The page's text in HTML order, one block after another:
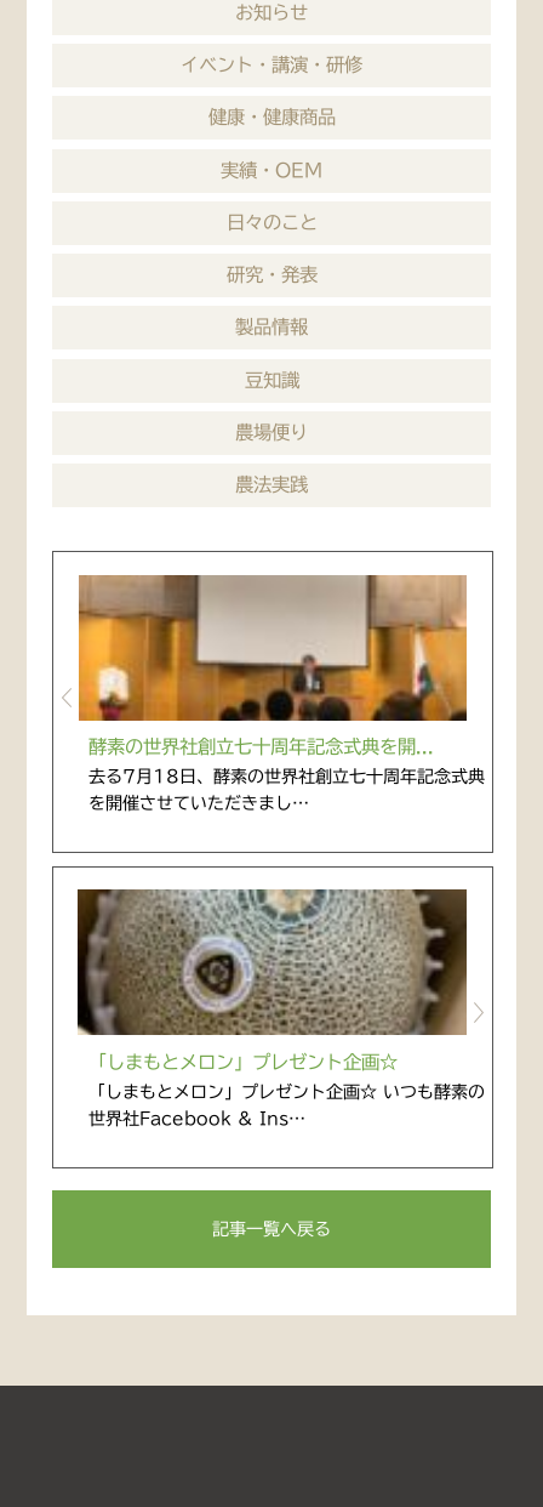
お知らせ
イベント・講演・研修
健康・健康商品
実績・OEM
日々のこと
研究・発表
製品情報
豆知識
農場便り
農法実践
酵素の世界社創立七十周年記念式典を開...
去る7月18日、酵素の世界社創立七十周年記念式典
を開催させていただきまし…
「しまもとメロン」プレゼント企画☆
「しまもとメロン」プレゼント企画☆ いつも酵素の
世界社Facebook & Ins…
記事一覧へ戻る